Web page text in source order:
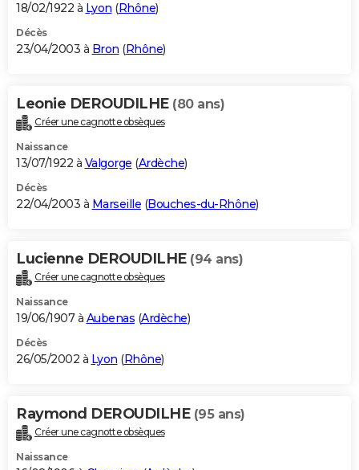
18/02/1922 à Lyon (Rhône)
Décès
23/04/2003 à Bron (Rhône)
Leonie DEROUDILHE (80 ans)
Créer une cagnotte obsèques
Naissance
13/07/1922 à Valgorge (Ardèche)
Décès
22/04/2003 à Marseille (Bouches-du-Rhône)
Lucienne DEROUDILHE (94 ans)
Créer une cagnotte obsèques
Naissance
19/06/1907 à Aubenas (Ardèche)
Décès
26/05/2002 à Lyon (Rhône)
Raymond DEROUDILHE (95 ans)
Créer une cagnotte obsèques
Naissance